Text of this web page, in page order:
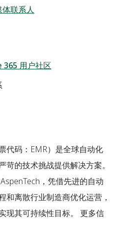
联系人
365 用户社区
代码：EMR）是全球自动化
的技术挑战提供解决方案。
，凭借先进的自动
和离散行业制造商优化运营，
现其可持续性目标。 更多信